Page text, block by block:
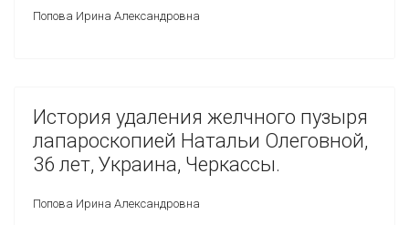
Попова Ирина Александровна
История удаления желчного пузыря
лапароскопией Натальи Олеговной,
36 лет, Украина, Черкассы.
Попова Ирина Александровна